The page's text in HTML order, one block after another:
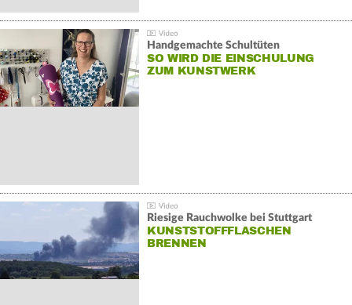
Handgemachte Schultüten
SO WIRD DIE EINSCHULUNG
ZUM KUNSTWERK
Riesige Rauchwolke bei Stuttgart
KUNSTSTOFFFLASCHEN
BRENNEN